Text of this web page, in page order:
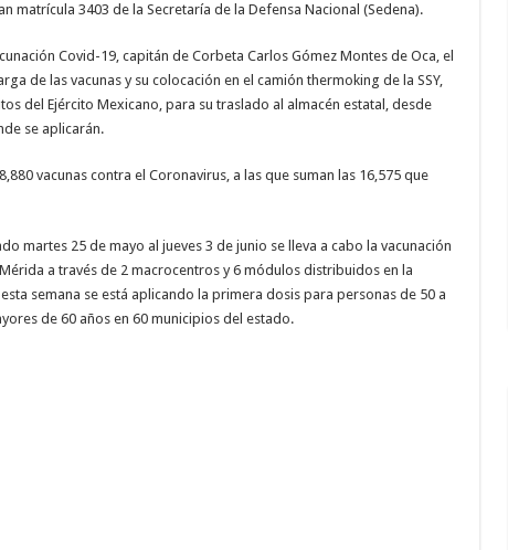
matrícula 3403 de la Secretaría de la Defensa Nacional (Sedena).
Covid-19, capitán de Corbeta Carlos Gómez Montes de Oca, el
de las vacunas y su colocación en el camión thermoking de la SSY,
del Ejército Mexicano, para su traslado al almacén estatal, desde
se aplicarán.
vacunas contra el Coronavirus, a las que suman las 16,575 que
martes 25 de mayo al jueves 3 de junio se lleva a cabo la vacunación
a través de 2 macrocentros y 6 módulos distribuidos en la
semana se está aplicando la primera dosis para personas de 50 a
de 60 años en 60 municipios del estado.